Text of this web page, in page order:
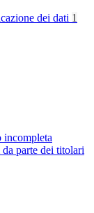
dei dati 1
incompleta
parte dei titolari